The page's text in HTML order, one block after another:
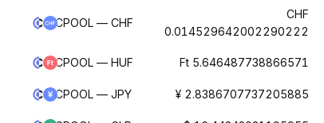
CPOOL — CHF
CHF
0.014529642002290222
CPOOL — HUF Ft 5.646487738866571
CPOOL — JPY ¥ 2.8386707737205885